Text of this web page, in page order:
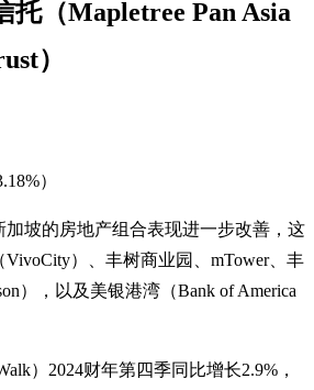
托（Mapletree Pan Asia
）
）
坡的房地产组合表现进一步改善，这
）、丰树商业园、mTower、丰
），以及美银港湾（Bank of America
）2024财年第四季同比增长2.9%，